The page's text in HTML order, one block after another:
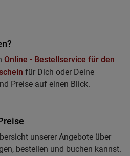
Online - Bestellservice für den
für Dich oder Deine
Preise auf einen Blick.
unserer Angebote über
bestellen und buchen kannst.